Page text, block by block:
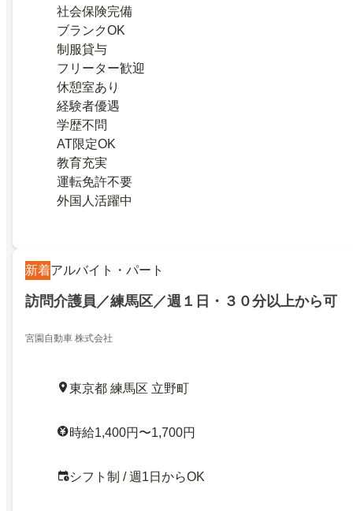
社会保険完備
ブランクOK
制服貸与
フリーター歓迎
休憩室あり
経験者優遇
学歴不問
AT限定OK
教育充実
運転免許不要
外国人活躍中
新着アルバイト・パート
訪問介護員／練馬区／週１日・３０分以上から可
宮園自動車 株式会社
東京都 練馬区 立野町
時給1,400円〜1,700円
シフト制 / 週1日からOK